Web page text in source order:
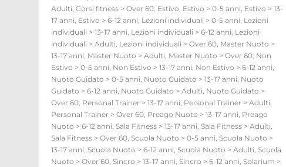
Adulti,Corsi fitness > Over 60, Estivo, Estivo > 0-5 anni, Estivo > 13-
17 anni, Estivo > 6-12 anni, Lezioni individuali > 0-5 anni, Lezioni
individuali > 13-17 anni, Lezioni individuali > 6-12 anni, Lezioni
individuali > Adulti, Lezioni individuali > Over 60, Master Nuoto >
13-17 anni, Master Nuoto > Adulti, Master Nuoto > Over 60, Non
Estivo > 0-5 anni, Non Estivo > 13-17 anni, Non Estivo > 6-12 anni,
Nuoto Guidato > 0-5 anni, Nuoto Guidato > 13-17 anni, Nuoto
Guidato > 6-12 anni, Nuoto Guidato > Adulti, Nuoto Guidato >
Over 60, Personal Trainer > 13-17 anni, Personal Trainer > Adulti,
Personal Trainer > Over 60, Preago Nuoto > 13-17 anni, Preago
Nuoto > 6-12 anni,Sala Fitness > 13-17 anni,Sala Fitness > Adulti,
Sala Fitness > Over 60,Scuola Nuoto > 0-5 anni,Scuola Nuoto >
13-17 anni,Scuola Nuoto > 6-12 anni,Scuola Nuoto > Adulti,Scuola
Nuoto > Over 60,Sincro > 13-17 anni,Sincro > 6-12 anni,Solarium >